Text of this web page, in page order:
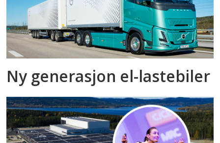
Ny generasjon el-lastebiler